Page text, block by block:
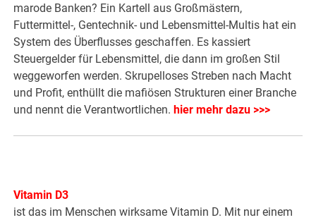
marode Banken? Ein Kartell aus Großmästern,
Futtermittel-, Gentechnik- und Lebensmittel-Multis hat ein
System des Überflusses geschaffen. Es kassiert
Steuergelder für Lebensmittel, die dann im großen Stil
weggeworfen werden. Skrupelloses Streben nach Macht
und Profit, enthüllt die mafiösen Strukturen einer Branche
und nennt die Verantwortlichen. hier mehr dazu >>>
Vitamin D3
ist das im Menschen wirksame Vitamin D. Mit nur einem